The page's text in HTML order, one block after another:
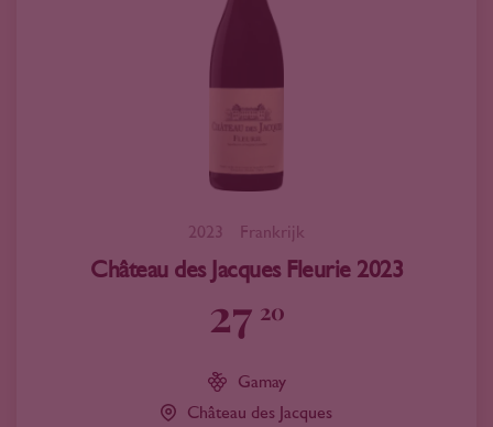
2023 Frankrijk
Château des Jacques Fleurie 2023
27 20
Gamay
Château des Jacques